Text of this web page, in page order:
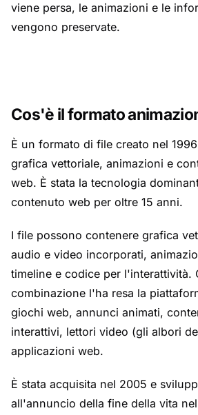
viene persa, le animazioni e le
vengono preservate.
Cos'è il formato
È un formato di file creato nel
grafica vettoriale, animazioni e
web. È stata la tecnologia
contenuto web per oltre 15 anni.
I file possono contenere grafica
audio e video incorporati,
timeline e codice per l'interattività.
combinazione l'ha resa la
giochi web, annunci animati,
interattivi, lettori video (gli albori
applicazioni web.
È stata acquisita nel 2005 e
all'annuncio della fine della vita